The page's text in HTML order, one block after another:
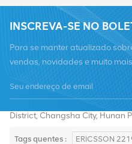
INSCREVA-SE NO
Para se manter atualizado
vendas, novidades e muito
E-mail :
Endereço : 2506 Xidi Building,
District, Changsha City, Hunan
Tags quentes : ERICSSON